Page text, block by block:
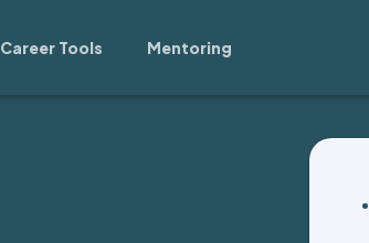
Career Tools Mentoring